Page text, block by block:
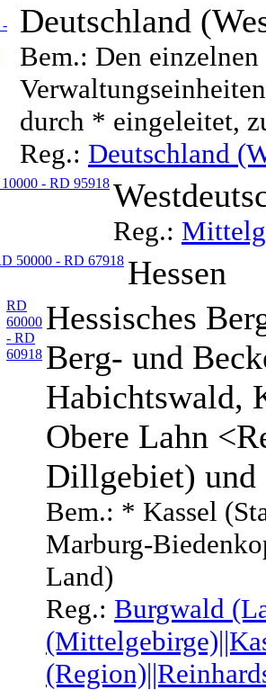
-
Deutschland
Bem.: Den
durch * eingeleitet,
Reg.: Deutschland
- RD 95918
Reg.:
50000 - RD 67918 Hessen
RD
60000
- RD
60918
Hessisches
Berg- und
Habichtswald,
Obere Lahn
Dillgebiet) und
Bem.: * Kassel
Marburg-
Land)
Reg.: Burgwald